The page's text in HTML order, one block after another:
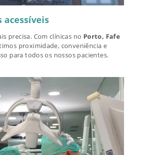
acessíveis
precisa. Com clínicas no Porto, Fafe
proximidade, conveniência e
para todos os nossos pacientes.